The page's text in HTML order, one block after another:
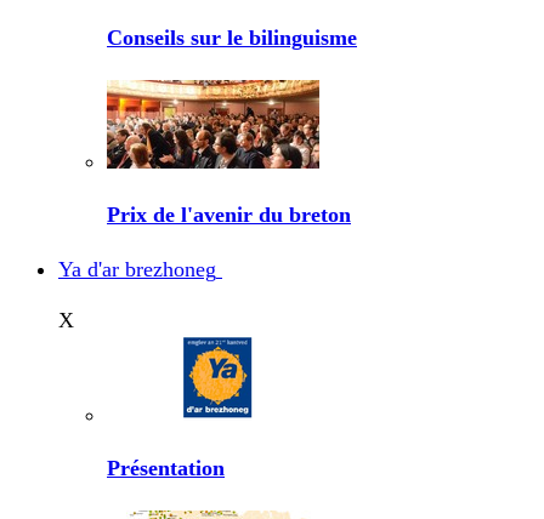
Conseils sur le bilinguisme
Prix de l'avenir du breton
Ya d'ar brezhoneg
X
Présentation